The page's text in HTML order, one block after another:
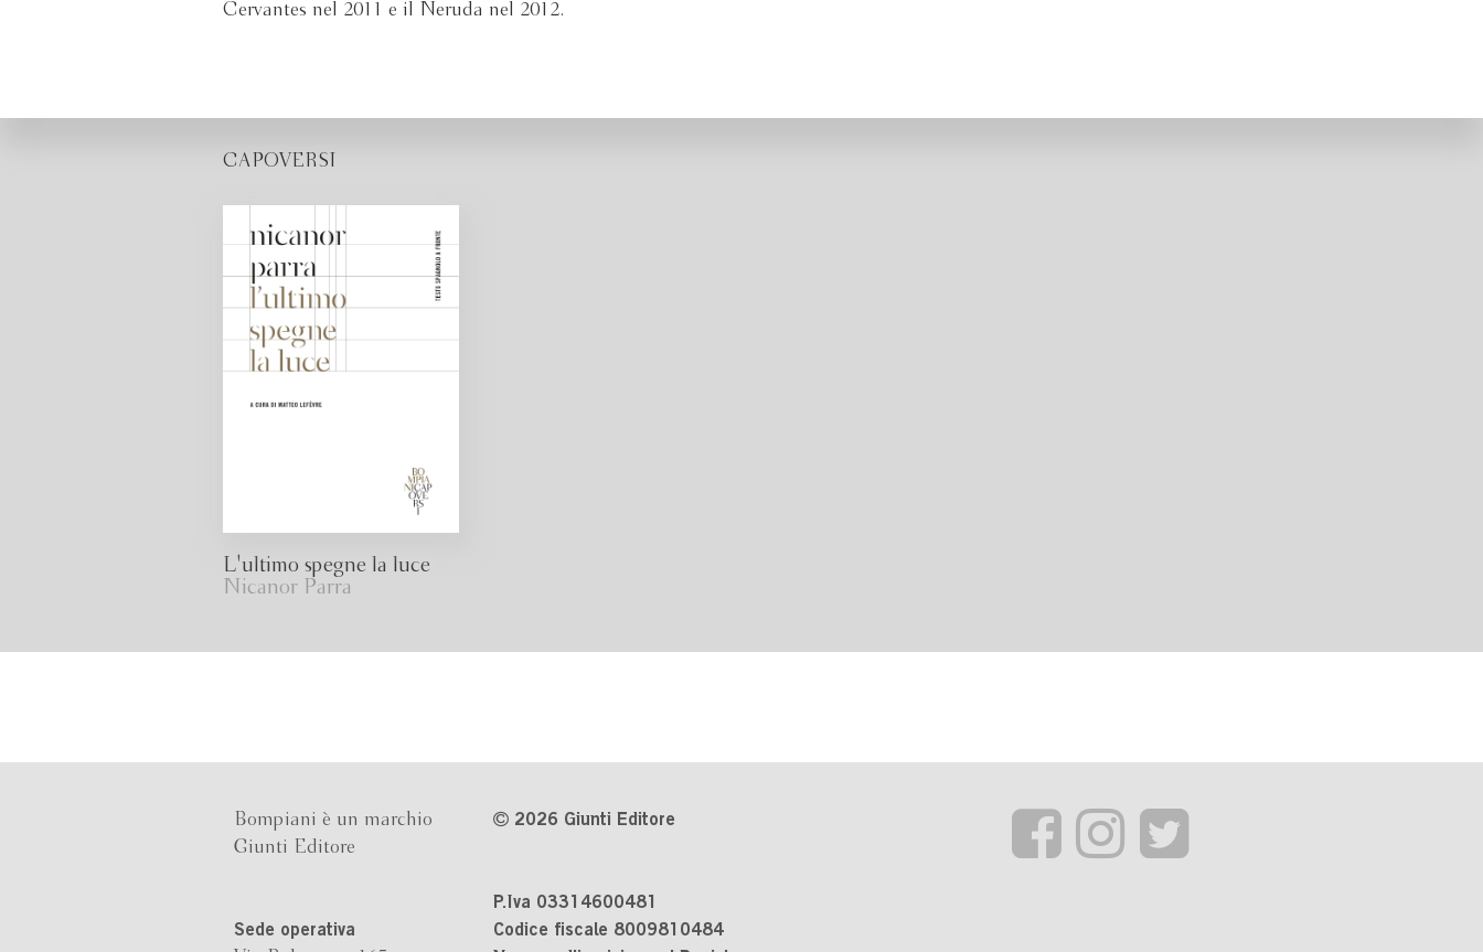
Cervantes nel 2011 e il Neruda nel 2012.
CAPOVERSI
L'ultimo spegne la luce
Nicanor Parra
Bompiani è un marchio
Giunti Editore
Sede operativa
2026 Giunti Editore
P.Iva 03314600481
Codice fiscale 8009810484